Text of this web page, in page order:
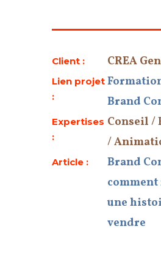
Client : CREA
Lien projet
:
Brand
Expertises
:
Conseil /
/
Article :
Brand
une
vendre